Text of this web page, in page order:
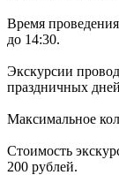
Время
до 14:30.
Экскурсии
праздничных
Максимальное
Стоимость
200 рублей.